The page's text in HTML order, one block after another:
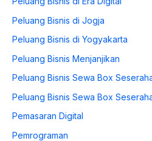
Peluang Bisnis di Jogja
Peluang Bisnis di Yogyakarta
Peluang Bisnis Menjanjikan
Peluang Bisnis Sewa Box
Peluang Bisnis Sewa Box
Pemasaran Digital
Pemrograman